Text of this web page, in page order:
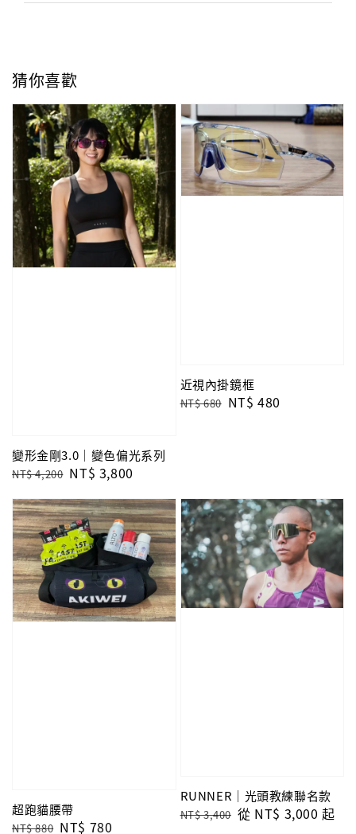
猜你喜歡
變形金剛3.0｜變色偏光系列
Regular
NT$ 4,200 Sale
NT$ 3,800
近視內掛鏡框
Regular
NT$ 680 Sale
NT$ 480
超跑貓腰帶
Regular
NT$ 880 Sale
NT$ 780
RUNNER｜光頭教練聯名款
Regular
NT$ 3,400 Sale
從 NT$ 3,000 起